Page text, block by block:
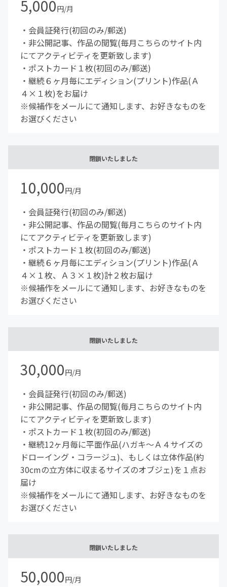
5,000円/月
・会員証発行(初回のみ/郵送)
・非公開記事、作品の閲覧(毎月こちらのサイト内
にてアクティビティを更新致します)
・ポストカード１枚(初回のみ/郵送)
・継続６ヶ月毎にエディション(プリント)作品(Ａ
４×１枚)をお届け
※候補作をメールにて通知します、お好きなものを
お選びください
閉鎖いたしました
10,000円/月
・会員証発行(初回のみ/郵送)
・非公開記事、作品の閲覧(毎月こちらのサイト内
にてアクティビティを更新致します)
・ポストカード１枚(初回のみ/郵送)
・継続６ヶ月毎にエディション(プリント)作品(Ａ
４×１枚、Ａ３×１枚)計２枚お届け
※候補作をメールにて通知します、お好きなものを
お選びください
閉鎖いたしました
30,000円/月
・会員証発行(初回のみ/郵送)
・非公開記事、作品の閲覧(毎月こちらのサイト内
にてアクティビティを更新致します)
・ポストカード１枚(初回のみ/郵送)
・継続12ヶ月毎に平面作品(ハガキ〜Ａ４サイズの
ドローイング・コラージュ)、もしくは立体作品(約
30cmの立方体に収まるサイズのオブジェ)を１点お
届け
※候補作をメールにて通知します、お好きなものを
お選びください
閉鎖いたしました
50,000円/月